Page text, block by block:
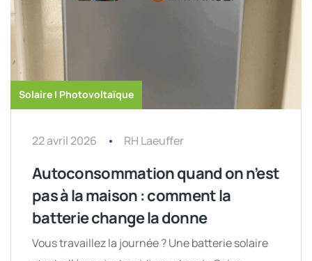
Solaire | Photovoltaïque
22 avril 2026 RH Laeuffer
Autoconsommation quand on n’est
pas à la maison : comment la
batterie change la donne
Vous travaillez la journée ? Une batterie solaire